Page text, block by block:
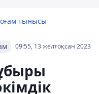
тынысы
09:55, 13 желтоқсан 2023